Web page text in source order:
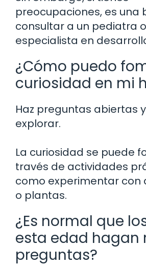
preocupaciones, es una
consultar a un pediatra
especialista en
¿Cómo puedo
curiosidad en mi
Haz preguntas abiertas
explorar.
La curiosidad se puede
través de actividades
como experimentar con
o plantas.
¿Es normal que
esta edad hagan
preguntas?